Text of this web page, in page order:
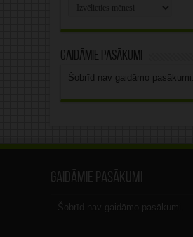
Gaidāmie pasākumi
Šobrīd nav gaidāmo pasākumi.
Gaidāmie pasākumi
Šobrīd nav gaidāmo pasākumi.